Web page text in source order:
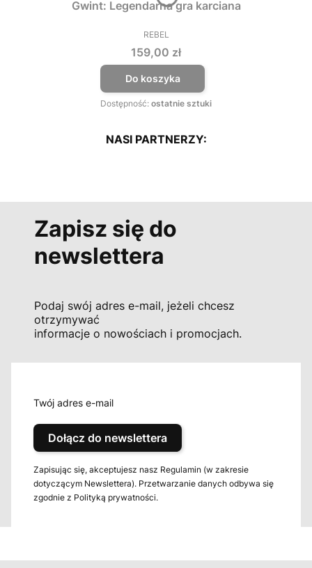
Gwint: Legendarna gra karciana
PRODUCENT
REBEL
Cena
159,00 zł
Do koszyka
Dostępność: ostatnie sztuki
NASI PARTNERZY:
Zapisz się do
newslettera
Podaj swój adres e-mail, jeżeli chcesz
otrzymywać
informacje o nowościach i promocjach.
Twój adres e-mail
Dołącz do newslettera
Zapisując się, akceptujesz nasz Regulamin (w zakresie
dotyczącym Newslettera). Przetwarzanie danych odbywa się
zgodnie z Polityką prywatności.